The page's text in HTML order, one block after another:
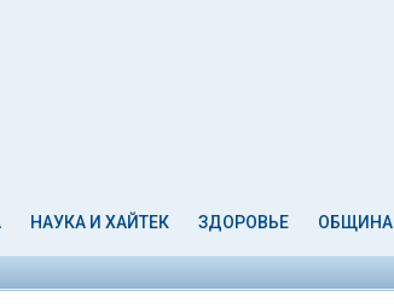
НАУКА И ХАЙТЕК ЗДОРОВЬЕ ОБЩИНА